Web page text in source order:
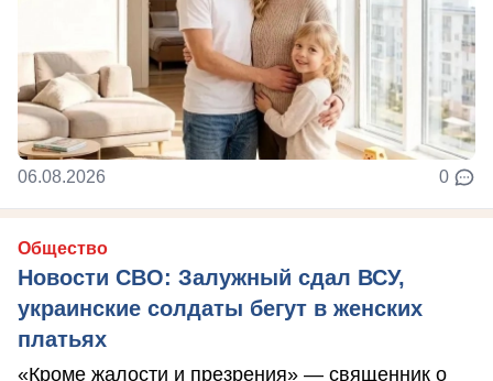
06.08.2026 0
Общество
Новости СВО: Залужный сдал ВСУ,
украинские солдаты бегут в женских
платьях
«Кроме жалости и презрения» — священник о